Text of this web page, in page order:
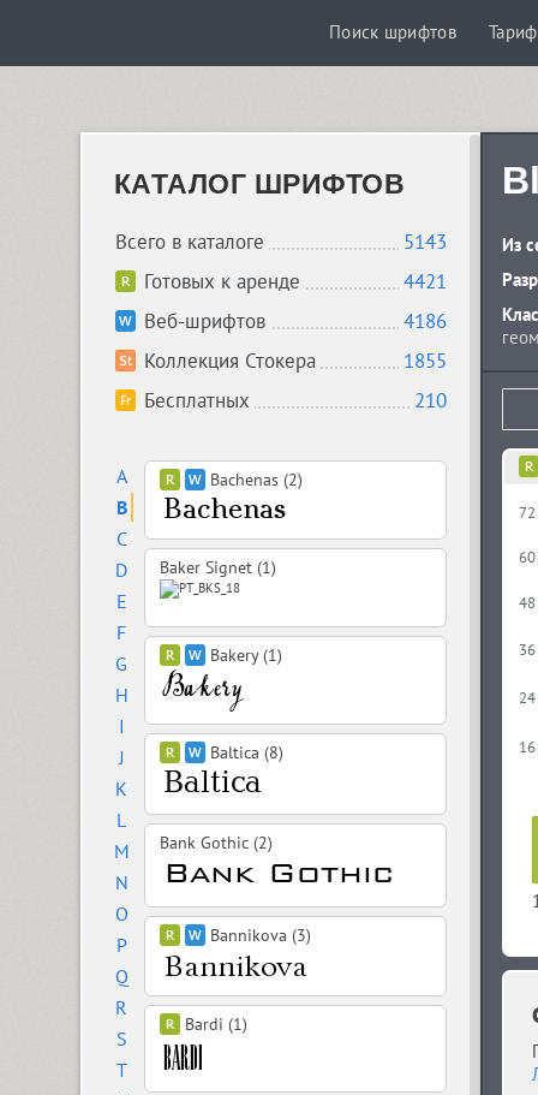
Поиск шрифтов
КАТАЛОГ ШРИФТОВ
Всего в каталоге
5143
Готовых к аренде
4421
Веб-шрифтов
4186
Коллекция Стокера
1855
Бесплатных
210
A
B
C
D
E
F
G
H
I
J
K
L
M
N
O
P
Q
R
S
T
Bachenas (2)
Baker Signet (1)
Bakery (1)
Baltica (8)
Bank Gothic (2)
Bannikova (3)
Bardi (1)
Из